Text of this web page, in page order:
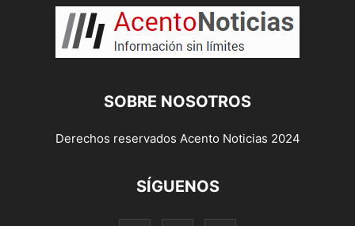
SOBRE NOSOTROS
Derechos reservados Acento Noticias 2024
SÍGUENOS